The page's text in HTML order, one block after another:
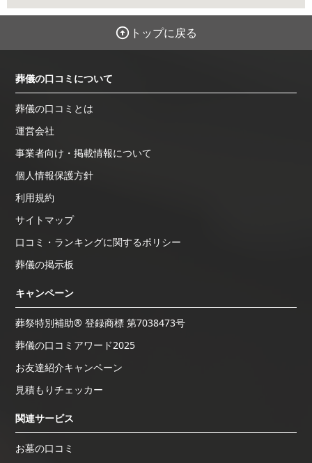
トップに戻る
葬儀の口コミについて
葬儀の口コミとは
運営会社
事業者向け・掲載情報について
個人情報保護方針
利用規約
サイトマップ
口コミ・ランキングに関するポリシー
葬儀の掲示板
キャンペーン
葬祭特別補助® 登録商標 第7038473号
葬儀の口コミアワード2025
お友達紹介キャンペーン
見積もりチェッカー
関連サービス
お墓の口コミ